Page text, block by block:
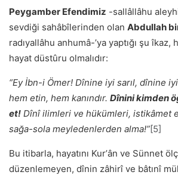
Peygamber Efendimiz -sallâllâhu
sevdiği sahâbîlerin­den olan Abdullah
radıyallâhu anhumâ-’ya yaptığı şu
hayat düstûru olmalıdır:
“Ey İbn-i Ömer! Dînine iyi sarıl, dînine
hem etin, hem kanındır. Dînini kimden
et! Dînî ilimleri ve hükümleri, istikâmet
sağa-sola meyledenlerden alma!”[5]
Bu itibarla, hayatını Kurʼân ve Sünnet
düzenlemeyen, dînin zâhirî ve bâtınî